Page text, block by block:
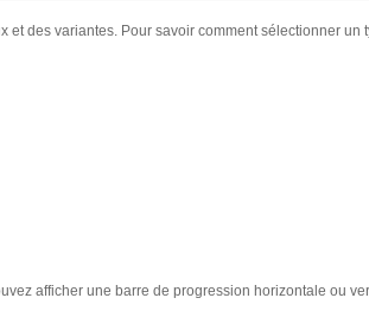
des variantes. Pour savoir comment sélectionner un
afficher une barre de progression horizontale ou